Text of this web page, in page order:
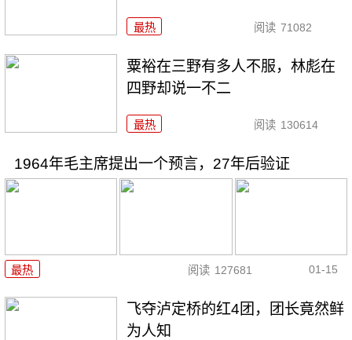
最热 阅读 71082
粟裕在三野有多人不服，林彪在
四野却说一不二
最热 阅读 130614
1964年毛主席提出一个预言，27年后验证
最热 阅读 127681 01-15
飞夺泸定桥的红4团，团长竟然鲜
为人知